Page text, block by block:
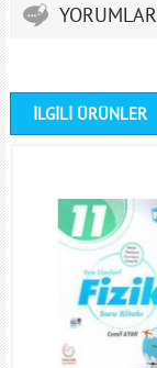
YORUMLAR
İLGİLİ ÜRÜNLER